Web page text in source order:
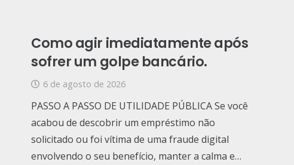
Como agir imediatamente após
sofrer um golpe bancário.
6 de agosto de 2026
PASSO A PASSO DE UTILIDADE PÚBLICA Se você
acabou de descobrir um empréstimo não
solicitado ou foi vítima de uma fraude digital
envolvendo o seu benefício, manter a calma e…